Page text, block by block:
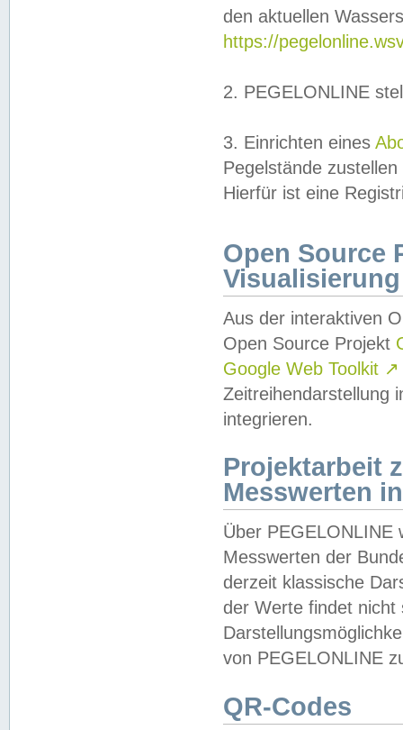
den aktuellen
https://
2. PEGELONLINE
3. Einrichten eines
Pegelstände
Hierfür ist eine
Open Source
Visualisierung
Aus der interaktiven
Open Source Projekt
Google Web Toolkit ↗
Zeitreihendarstellung
integrieren.
Projektarbeit
Messwerten
Über PEGELONLINE
Messwerten der
derzeit klassische
der Werte findet
von PEGELONLINE
QR-Codes